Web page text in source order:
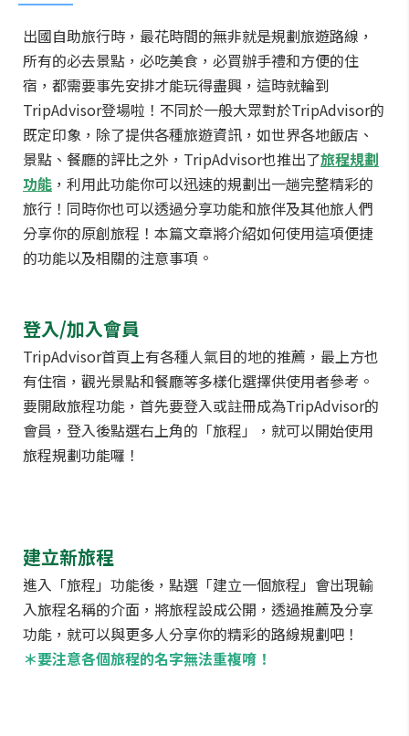
出國自助旅行時，最花時間的無非就是規劃旅遊路線，
所有的必去景點，必吃美食，必買辦手禮和方便的住
宿，都需要事先安排才能玩得盡興，這時就輪到
TripAdvisor登場啦！不同於一般大眾對於TripAdvisor的
既定印象，除了提供各種旅遊資訊，如世界各地飯店、
景點、餐廳的評比之外，TripAdvisor也推出了旅程規劃
功能 ，利用此功能你可以迅速的規劃出一趟完整精彩的
旅行！同時你也可以透過分享功能和旅伴及其他旅人們
分享你的原創旅程！本篇文章將介紹如何使用這項便捷
的功能以及相關的注意事項。
登入/加入會員
TripAdvisor首頁上有各種人氣目的地的推薦，最上方也
有住宿，觀光景點和餐廳等多樣化選擇供使用者參考。
要開啟旅程功能，首先要登入或註冊成為TripAdvisor的
會員，登入後點選右上角的「旅程」，就可以開始使用
旅程規劃功能囉！
建立新旅程
進入「旅程」功能後，點選「建立一個旅程」會出現輸
入旅程名稱的介面，將旅程設成公開，透過推薦及分享
功能，就可以與更多人分享你的精彩的路線規劃吧！
＊要注意各個旅程的名字無法重複唷！